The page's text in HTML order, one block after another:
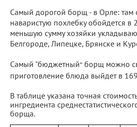
Самый дорогой борщ - в Орле: там
наваристую похлебку обойдется в
меньшую сумму хозяйки
Белгороде, Липецке, Брянске и
Самый "бюджетный" борщ можно
приготовление блюда выйдет в
В таблице указана точная
ингредиента
борща.